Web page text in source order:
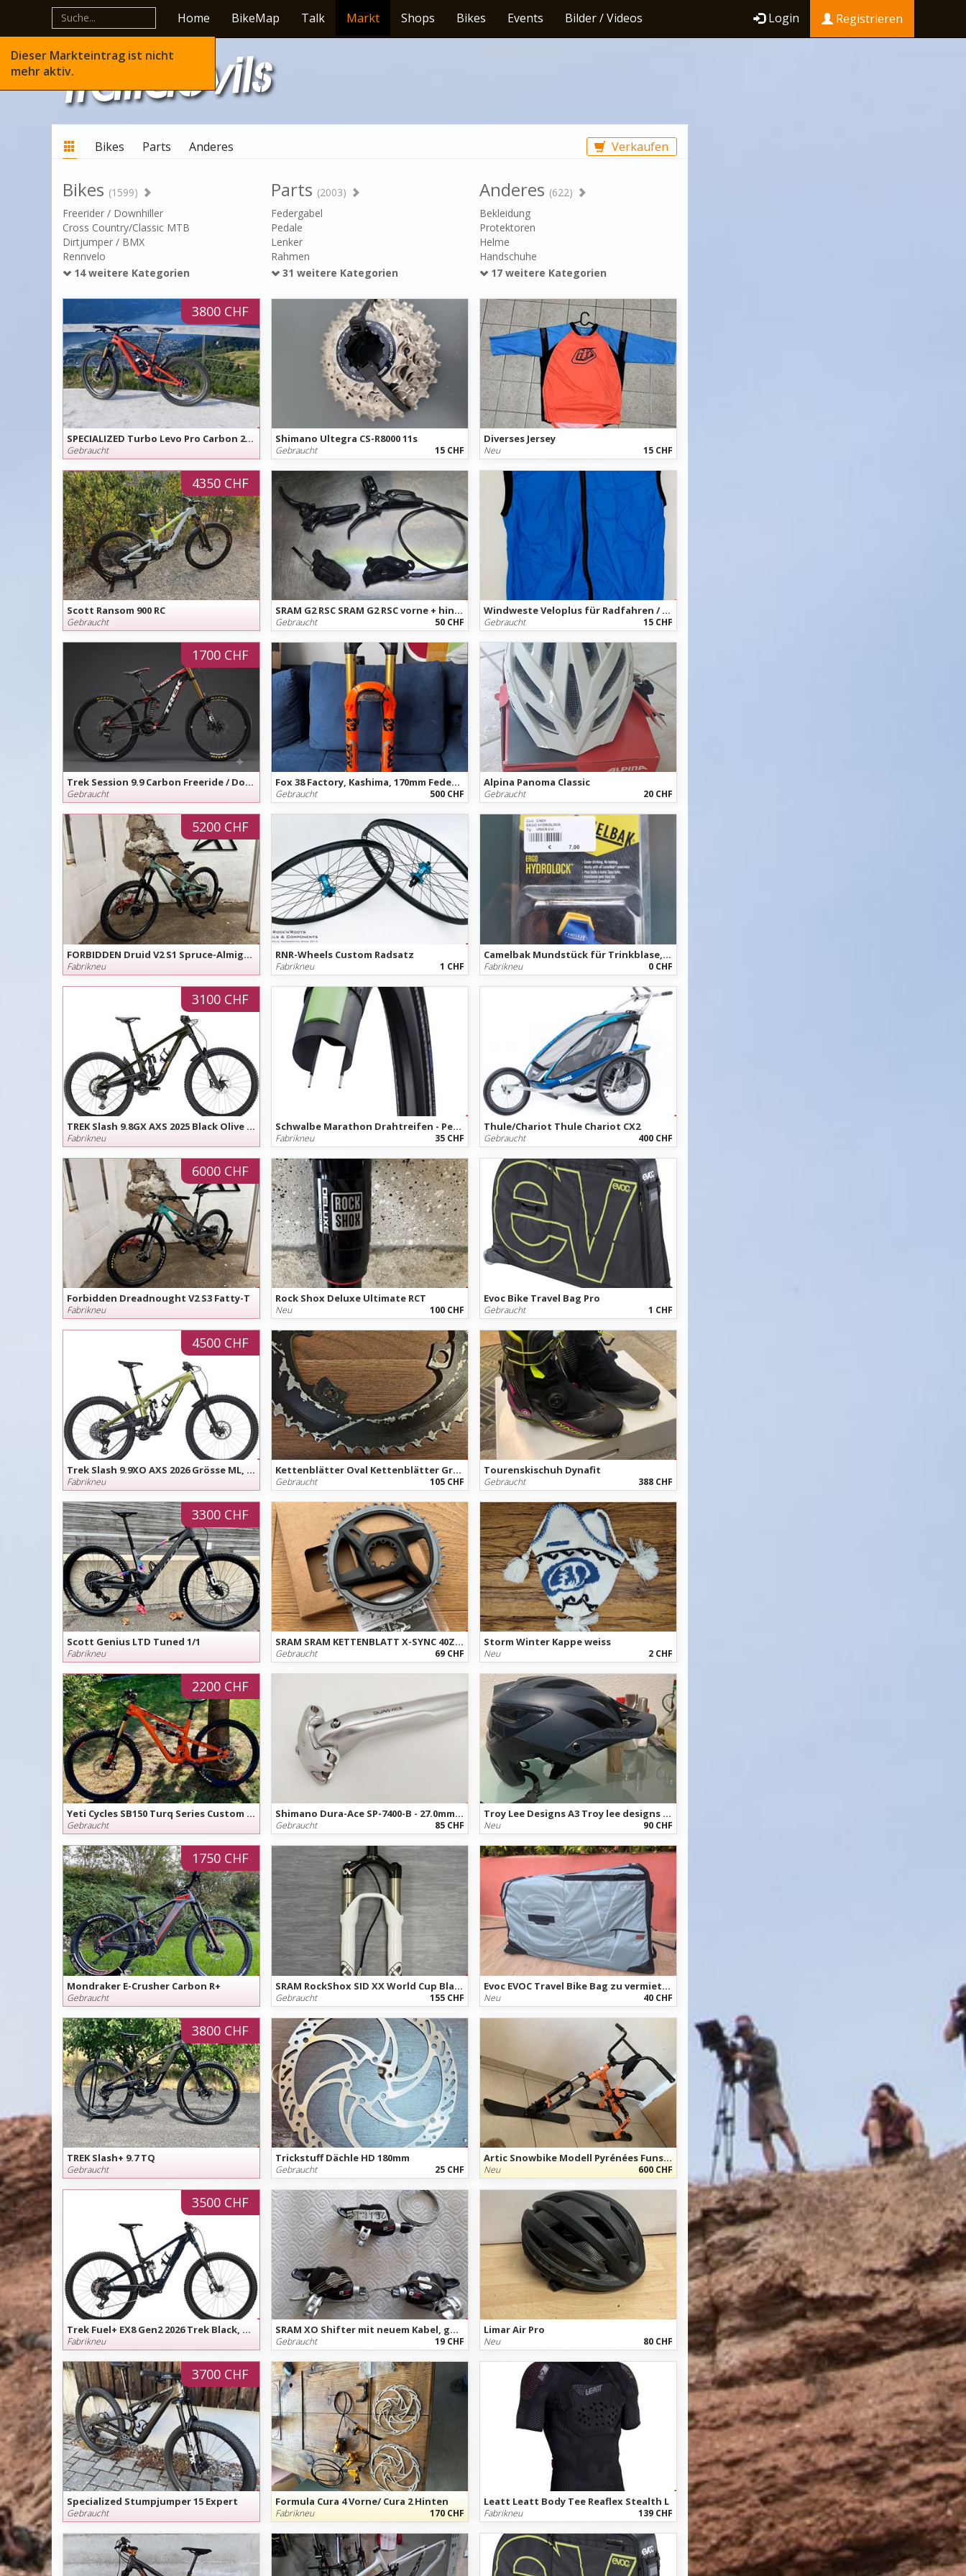
Home BikeMap Talk Markt Shops Bikes Events Bilder / Videos Login Registrieren
Bikes Parts Anderes Verkaufen
Bikes (1599)
Freerider / Downhiller
Cross Country/Classic MTB
Dirtjumper / BMX
Rennvelo
14 weitere Kategorien
Parts (2003)
Federgabel
Pedale
Lenker
Rahmen
31 weitere Kategorien
Anderes (622)
Bekleidung
Protektoren
Helme
Handschuhe
17 weitere Kategorien
3800 CHF
SPECIALIZED Turbo Levo Pro Carbon 2024
Gebraucht
4350 CHF
Scott Ransom 900 RC
Gebraucht
1700 CHF
Trek Session 9.9 Carbon Freeride / Downhillbike Session 9.9 Carbon - nur 14.5 kg - Grösse S
Gebraucht
5200 CHF
FORBIDDEN Druid V2 S1 Spruce-Almigthy
Fabrikneu
3100 CHF
TREK Slash 9.8GX AXS 2025 Black Olive Grösse L, UVP 7999.- Angebot gültig bis 15. August
Fabrikneu
6000 CHF
Forbidden Dreadnought V2 S3 Fatty-T
Fabrikneu
4500 CHF
Trek Slash 9.9XO AXS 2026 Grösse ML, L, XL August Angebot
Fabrikneu
3300 CHF
Scott Genius LTD Tuned 1/1
Fabrikneu
2200 CHF
Yeti Cycles SB150 Turq Series Custom Fox Factory
Gebraucht
1750 CHF
Mondraker E-Crusher Carbon R+
Gebraucht
3800 CHF
TREK Slash+ 9.7 TQ
Gebraucht
3500 CHF
Trek Fuel+ EX8 Gen2 2026 Trek Black, Grösse L, M, August Angebot
Fabrikneu
3700 CHF
Specialized Stumpjumper 15 Expert
Gebraucht
Shimano Ultegra CS-R8000 11s
Gebraucht 15 CHF
SRAM G2 RSC SRAM G2 RSC vorne + hinten
Gebraucht 50 CHF
Fox 38 Factory, Kashima, 170mm Federweg
Gebraucht 500 CHF
RNR-Wheels Custom Radsatz
Fabrikneu 1 CHF
Schwalbe Marathon Drahtreifen - Performance | Addix | Green Guard | E-Bike - 28"
Fabrikneu 35 CHF
Rock Shox Deluxe Ultimate RCT
Neu 100 CHF
Kettenblätter Oval Kettenblätter Gravel
Gebraucht 105 CHF
SRAM SRAM KETTENBLATT X-SYNC 40Z 12-FACH DM, RED / FORCE AXS
Gebraucht 69 CHF
Shimano Dura-Ace SP-7400-B - 27.0mm Aero Sattelstütze / Seatpost
Gebraucht 85 CHF
SRAM RockShox SID XX World Cup Blackbox Technology Carbon (Dual Air)
Gebraucht 155 CHF
Trickstuff Dächle HD 180mm
Gebraucht 25 CHF
SRAM XO Shifter mit neuem Kabel, guter Zustand.
Gebraucht 19 CHF
Formula Cura 4 Vorne/ Cura 2 Hinten
Fabrikneu 170 CHF
Diverses Jersey
Neu 15 CHF
Windweste Veloplus für Radfahren / Rennradfahren Windweste Veloplus für Radfahren / Rennradfahren
Gebraucht 15 CHF
Alpina Panoma Classic
Gebraucht 20 CHF
Camelbak Mundstück für Trinkblase, Hartplastik
Fabrikneu 0 CHF
Thule/Chariot Thule Chariot CX2
Gebraucht 400 CHF
Evoc Bike Travel Bag Pro
Gebraucht 1 CHF
Tourenskischuh Dynafit
Gebraucht 388 CHF
Storm Winter Kappe weiss
Neu 2 CHF
Troy Lee Designs A3 Troy lee designs A3
Neu 90 CHF
Evoc EVOC Travel Bike Bag zu vermieten
Neu 40 CHF
Artic Snowbike Modell Pyrénées Funsport mobil
Neu 600 CHF
Limar Air Pro
Neu 80 CHF
Leatt Leatt Body Tee Reaflex Stealth L
Fabrikneu 139 CHF
Dieser Markteintrag ist nicht
mehr aktiv.